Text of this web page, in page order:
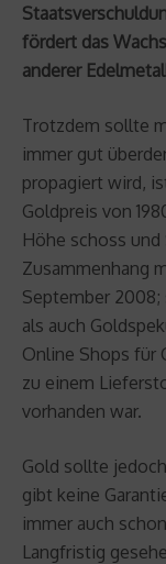
fördert das
anderer
Trotzdem sollte
immer gut
propagiert wird,
Goldpreis von
Höhe schoss
Zusammenhang
September 2008;
als auch
Online Shops für
zu einem
vorhanden war.
Gold sollte
gibt keine
immer auch
Langfristig